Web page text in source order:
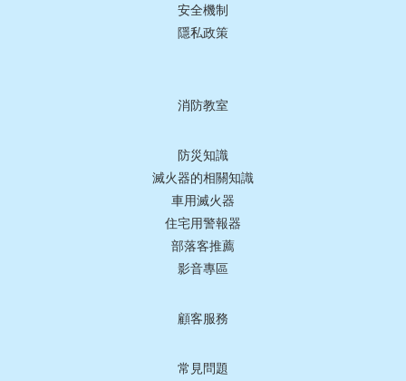
安全機制
隱私政策
消防教室
防災知識
滅火器的相關知識
車用滅火器
住宅用警報器
部落客推薦
影音專區
顧客服務
常見問題